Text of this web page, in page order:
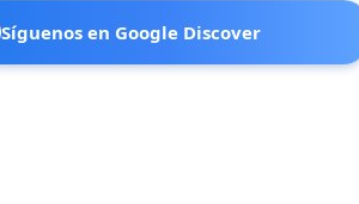
Síguenos en Google Discover